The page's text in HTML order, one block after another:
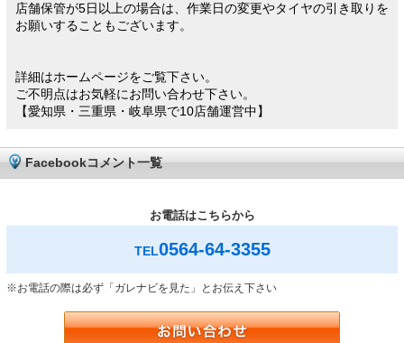
店舗保管が5日以上の場合は、作業日の変更やタイヤの引き取りを
お願いすることもございます。
詳細はホームページをご覧下さい。
ご不明点はお気軽にお問い合わせ下さい。
【愛知県・三重県・岐阜県で10店舗運営中】
Facebookコメント一覧
お電話はこちらから
TEL0564-64-3355
※お電話の際は必ず「ガレナビを見た」とお伝え下さい